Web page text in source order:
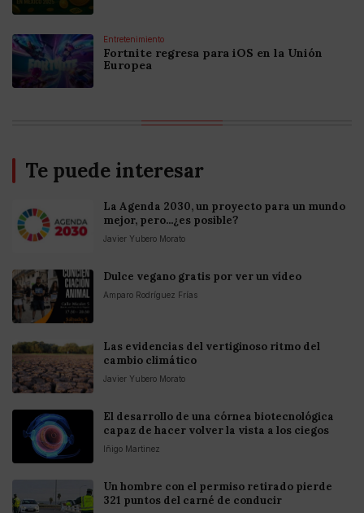
Entretenimiento
Fortnite regresa para iOS en la Unión
Europea
Te puede interesar
La Agenda 2030, un proyecto para un mundo
mejor, pero...¿es posible?
Javier Yubero Morato
Dulce vegano gratis por ver un vídeo
Amparo Rodríguez Frías
Las evidencias del vertiginoso ritmo del
cambio climático
Javier Yubero Morato
El desarrollo de una córnea biotecnológica
capaz de hacer volver la vista a los ciegos
Iñigo Martinez
Un hombre con el permiso retirado pierde
321 puntos del carné de conducir